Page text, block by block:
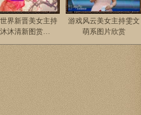
界新晋美女主持
沐沐清新图赏…
游戏风云美女主持雯文
萌系图片欣赏